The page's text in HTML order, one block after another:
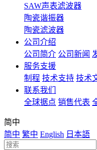
SAW声表滤波器
陶瓷谐振器
陶瓷滤波器
公司介绍
公司简介 公司新闻
服务支援
制程 技术支持 技术
联系我们
全球据点 销售代表
简中
简中 繁中 English 日本語